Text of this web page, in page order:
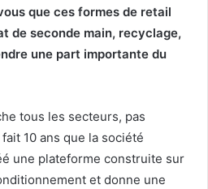
que ces formes de retail
de seconde main, recyclage,
une part importante du
tous les secteurs, pas
10 ans que la société
une plateforme construite sur
et donne une